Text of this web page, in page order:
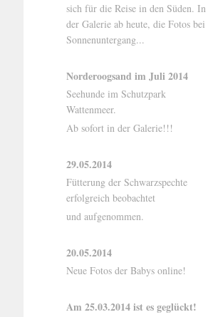
sich für die Reise in den Süden. In
der Galerie ab heute, die Fotos bei
Sonnenuntergang...
Norderoogsand im Juli 2014
Seehunde im Schutzpark
Wattenmeer.
Ab sofort in der Galerie!!!
29.05.2014
Fütterung der Schwarzspechte
erfolgreich beobachtet
und aufgenommen.
20.05.2014
Neue Fotos der Babys online!
Am 25.03.2014 ist es geglückt!